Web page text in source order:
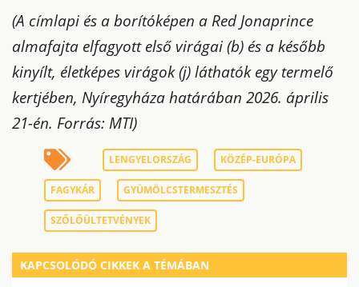
(A címlapi és a borítóképen a Red Jonaprince
almafajta elfagyott első virágai (b) és a később
kinyílt, életképes virágok (j) láthatók egy termelő
kertjében, Nyíregyháza határában 2026. április
21-én. Forrás: MTI)
LENGYELORSZÁG KÖZÉP-EURÓPA
FAGYKÁR GYÜMÖLCSTERMESZTÉS
SZŐLŐÜLTETVÉNYEK
KAPCSOLÓDÓ CIKKEK A TÉMÁBAN